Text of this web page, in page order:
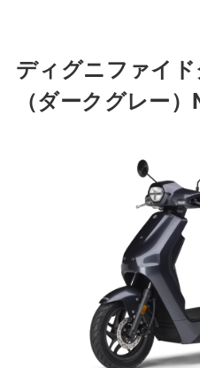
ディグニファイ
（ダークグレー）